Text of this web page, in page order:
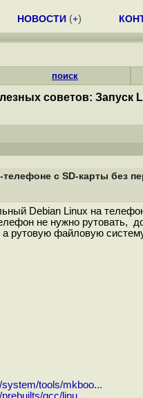
НОВОСТИ (+)
поиск
советов: Запуск
с SD-карты без
Debian Linux на
не нужно рутовать,
рутовую файловую
tools/mkboo...